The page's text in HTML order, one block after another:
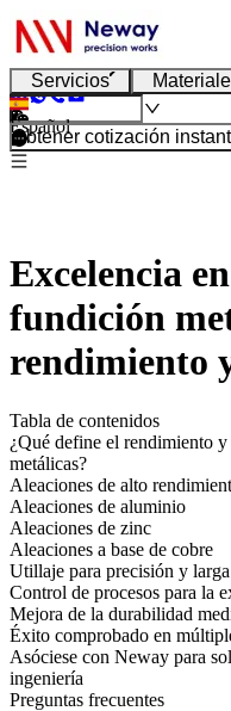
Servicios
Español
Obtener cotización
Excelencia
fundición
rendimiento
Tabla de contenidos
¿Qué define el rendimiento
metálicas?
Aleaciones de alto
Aleaciones de aluminio
Aleaciones de zinc
Aleaciones a base de cobre
Utillaje para precisión y
Control de procesos para la
Mejora de la durabilidad
Éxito comprobado en
Asóciese con Neway para
ingeniería
Preguntas frecuentes